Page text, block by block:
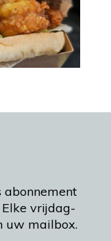
abonnement
vrijdag-
uw mailbox.